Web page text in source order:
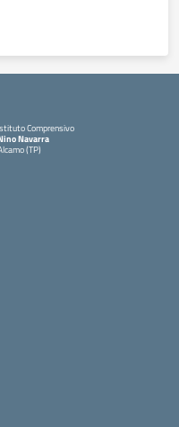
Comprensivo
Navarra
(TP)